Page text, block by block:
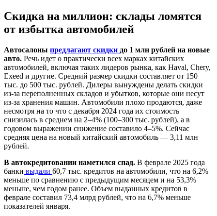
Скидка на миллион: склады ломятся
от избытка автомобилей
Автосалоны предлагают скидки до 1 млн рублей на новые
авто. Речь идет о практически всех марках китайских
автомобилей, включая таких лидеров рынка, как Haval, Chery,
Exeed и другие. Средний размер скидки составляет от 150
тыс. до 500 тыс. рублей. Дилеры вынуждены делать скидки
из-за переполненных складов и убытков, которые они несут
из-за хранения машин. Автомобили плохо продаются, даже
несмотря на то что с декабря 2024 года их стоимость
снизилась в среднем на 2–4% (100–300 тыс. рублей), а в
годовом выражении снижение составило 4–5%. Сейчас
средняя цена на новый китайский автомобиль — 3,11 млн
рублей.
В автокредитовании наметился спад. В феврале 2025 года
банки выдали 60,7 тыс. кредитов на автомобили, что на 6,2%
меньше по сравнению с предыдущим месяцем и на 53,3%
меньше, чем годом ранее. Объем выданных кредитов в
феврале составил 73,4 млрд рублей, что на 6,7% меньше
показателей января.